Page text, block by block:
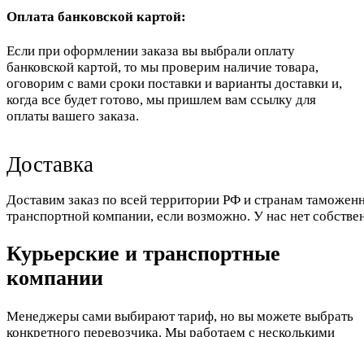
Оплата банковской картой:
Если при оформлении заказа вы выбрали оплату
банковской картой, то мы проверим наличие товара,
оговорим с вами сроки поставки и варианты доставки и,
когда все будет готово, мы пришлем вам ссылку для
оплаты вашего заказа.
Доставка
Доставим заказ по всей территории РФ и странам
транспортной компании, если возможно. У нас нет
Курьерские и транспортные
компании
Менеджеры сами выбирают тариф, но вы можете выбрать
конкретного перевозчика. Мы работаем с несколькими